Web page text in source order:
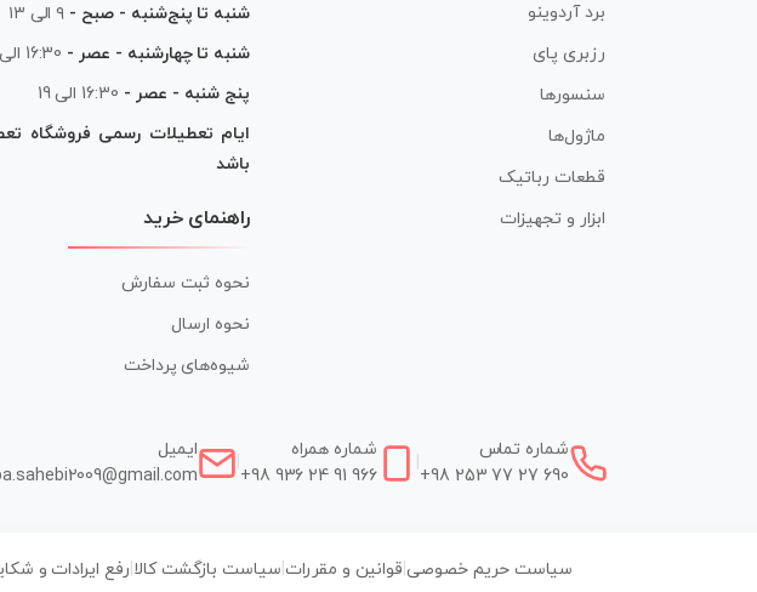
برد آردوینو
رزبری پای
سنسورها
ماژول‌ها
قطعات رباتیک
ابزار و تجهیزات
شنبه تا پنج‌شنبه - صبح - ۹ الی ۱۳
شنبه تا چهارشنبه - عصر - 16:30 الی 20
پنج شنبه - عصر - 16:30 الی 19
ایام تعطیلات رسمی فروشگاه
باشد
راهنمای خرید
نحوه ثبت سفارش
نحوه ارسال
شیوه‌های پرداخت
شماره تماس
+98 253 77 27 690
شماره همراه
+98 936 24 91 966
ایمیل
سیاست حریم خصوصی| قوانین و مقررات سیاست بازگشت کالا رفع ایرادات و